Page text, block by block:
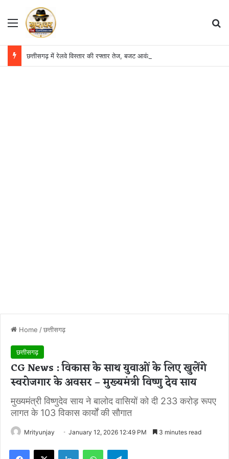
Menu
Home /छत्तीसगढ़
छत्तीसगढ़
CG News : विकास के साथ युवाओं के लिए खुलेंगे
स्वरोजगार के अवसर – मुख्यमंत्री विष्णु देव साय
मुख्यमंत्री विष्णुदेव साय ने बालोद वासियों को दी 233 करोड़ रूपए
लागत के 103 विकास कार्यों की सौगात
Mrityunjay January 12, 2026 12:49 PM 3 minutes read